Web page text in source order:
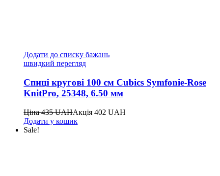
Додати до списку бажань
швидкий перегляд
Спиці кругові 100 см Cubics Symfonie-Rose
KnitPro, 25348, 6.50 мм
Ціна435UAHАкція 402 UAH
Додати у кошик
Sale!